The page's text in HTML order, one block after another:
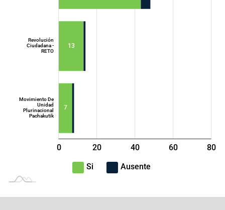
7
13
Movimiento De
Unidad
Plurinacional
Pachakutik
Revolución
Ciudadana -
RETO
L
-40
-20
0 20 40 60 80
100
Si
Ausente